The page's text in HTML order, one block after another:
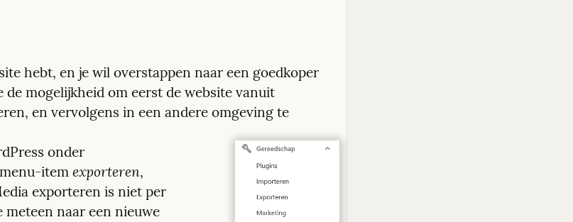
hebt, en je wil overstappen naar een goedkoper
de mogelijkheid om eerst de website vanuit
en vervolgens in een andere omgeving te
onder
item exporteren
exporteren is niet per
meteen naar een nieuwe